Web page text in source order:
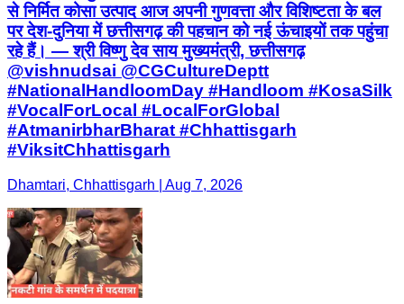
से निर्मित कोसा उत्पाद आज अपनी गुणवत्ता और विशिष्टता के बल
पर देश-दुनिया में छत्तीसगढ़ की पहचान को नई ऊंचाइयों तक पहुंचा
रहे हैं। — श्री विष्णु देव साय मुख्यमंत्री, छत्तीसगढ़
@vishnudsai @CGCultureDeptt
#NationalHandloomDay #Handloom #KosaSilk
#VocalForLocal #LocalForGlobal
#AtmanirbharBharat #Chhattisgarh
#ViksitChhattisgarh
Dhamtari, Chhattisgarh | Aug 7, 2026